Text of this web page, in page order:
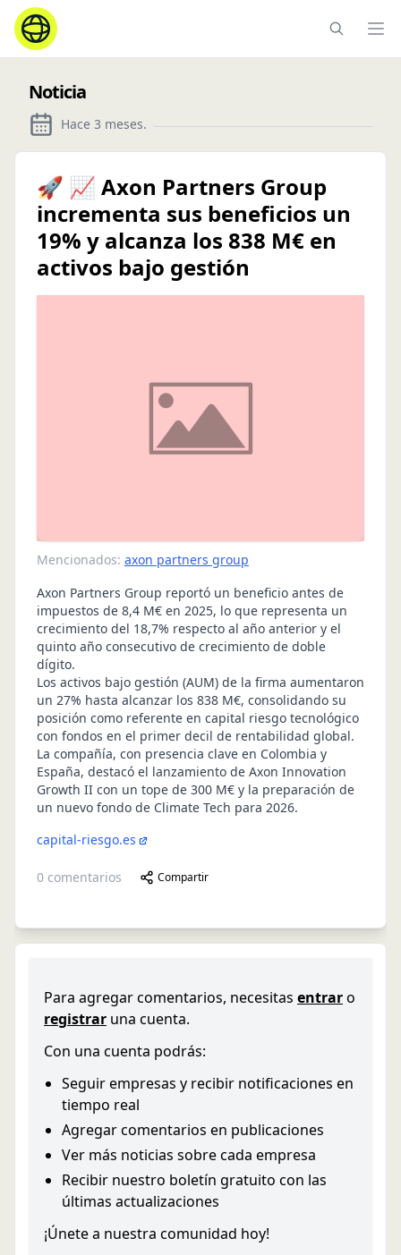
Noticia
Hace 3 meses.
🚀 📈 Axon Partners Group
incrementa sus beneficios un
19% y alcanza los 838 M€ en
activos bajo gestión
Mencionados: axon partners group
Axon Partners Group reportó un beneficio antes de
impuestos de 8,4 M€ en 2025, lo que representa un
crecimiento del 18,7% respecto al año anterior y el
quinto año consecutivo de crecimiento de doble
dígito.
Los activos bajo gestión (AUM) de la firma aumentaron
un 27% hasta alcanzar los 838 M€, consolidando su
posición como referente en capital riesgo tecnológico
con fondos en el primer decil de rentabilidad global.
La compañía, con presencia clave en Colombia y
España, destacó el lanzamiento de Axon Innovation
Growth II con un tope de 300 M€ y la preparación de
un nuevo fondo de Climate Tech para 2026.
capital-riesgo.es
0 comentarios Compartir
Para agregar comentarios, necesitas entraro
registrar una cuenta.
Con una cuenta podrás:
Seguir empresas y recibir notificaciones en
tiempo real
Agregar comentarios en publicaciones
Ver más noticias sobre cada empresa
Recibir nuestro boletín gratuito con las
últimas actualizaciones
¡Únete a nuestra comunidad hoy!